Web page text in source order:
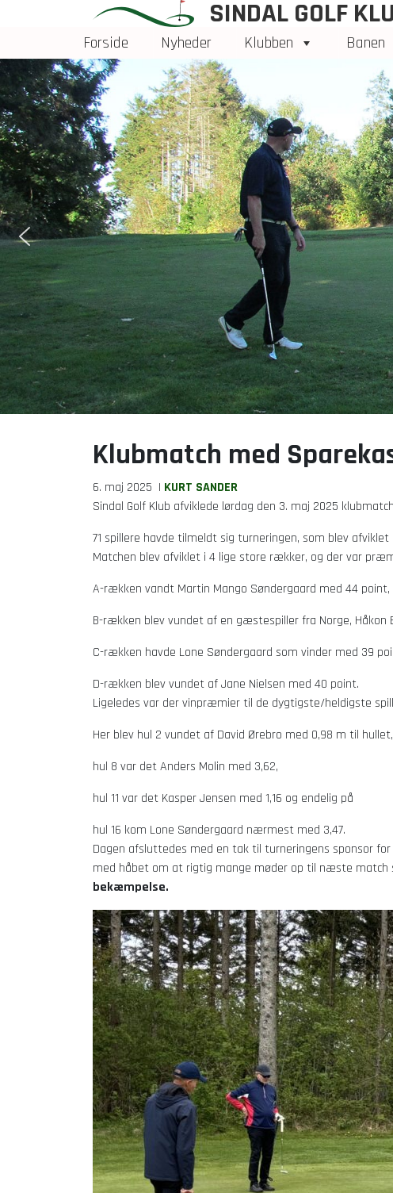
SINDAL GOLF
Forside Nyheder Klubben Banen
Klubmatch med
6. maj 2025 | KURT SANDER
Sindal Golf Klub afviklede lørdag den 3. maj 2025
71 spillere havde tilmeldt sig turneringen, som blev
Matchen blev afviklet i 4 lige store rækker, og der var
A-rækken vandt Martin Mango Søndergaard med 44 point,
B-rækken blev vundet af en gæstespiller fra Norge, Håkon
C-rækken havde Lone Søndergaard som vinder med 39
D-rækken blev vundet af Jane Nielsen med 40 point.
Ligeledes var der vinpræmier til de dygtigste/heldigste
Her blev hul 2 vundet af David Ørebro med 0,98 m til hullet,
hul 8 var det Anders Molin med 3,62,
hul 11 var det Kasper Jensen med 1,16 og endelig på
hul 16 kom Lone Søndergaard nærmest med 3,47.
Dagen afsluttedes med en tak til turneringens sponsor
med håbet om at rigtig mange møder op til næste match
bekæmpelse.